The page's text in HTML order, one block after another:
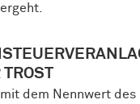
dem Nennwert